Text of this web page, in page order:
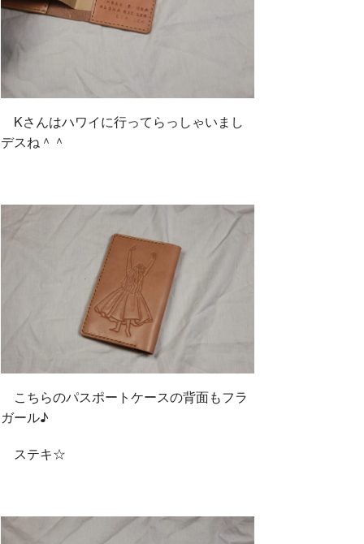
Kさんはハワイに行ってらっしゃいまし
デスね＾＾
こちらのパスポートケースの背面もフラ
ガール♪
ステキ☆